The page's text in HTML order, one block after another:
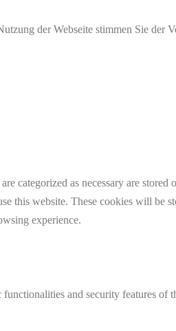
der Webseite stimmen Sie der
categorized as necessary are stored
this website. These cookies will be
experience.
and security features of